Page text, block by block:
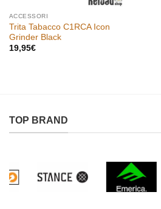
ACCESSORI
Trita Tabacco C1RCA Icon
Grinder Black
19,95€
TOP BRAND